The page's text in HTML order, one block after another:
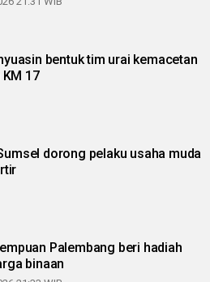
bentuk tim urai kemacetan
17
dorong pelaku usaha muda
Palembang beri hadiah
binaan